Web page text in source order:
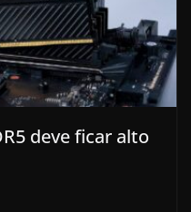
deve ficar alto